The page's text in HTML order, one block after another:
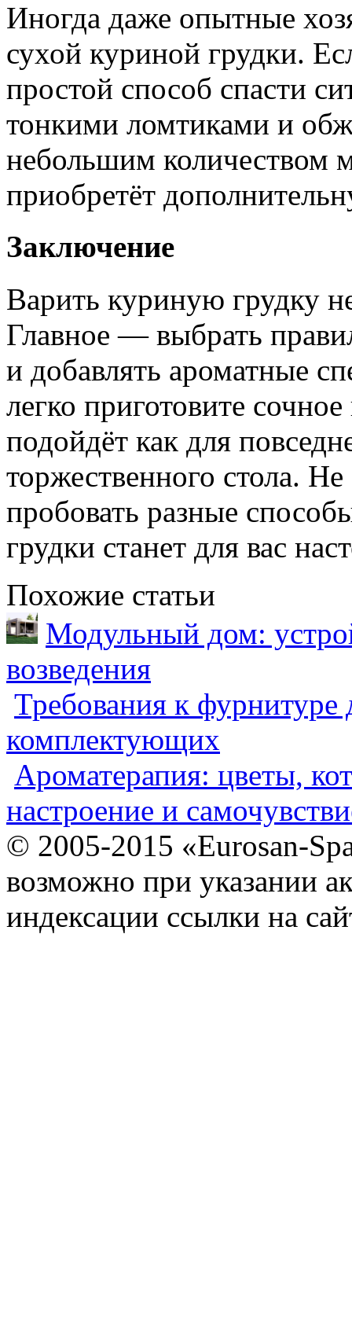
Иногда даже опытные
сухой куриной грудки.
простой способ спасти
тонкими ломтиками и
небольшим количеством
приобретёт
Заключение
Варить куриную грудку
Главное — выбрать
и добавлять ароматные
легко приготовите
подойдёт как для
торжественного стола.
пробовать разные
грудки станет для вас
Похожие статьи
Модульный дом:
возведения
Требования к фурнитуре
комплектующих
Ароматерапия: цветы,
настроение и
© 2005-2015 «Eurosan-
возможно при указании
индексации ссылки на